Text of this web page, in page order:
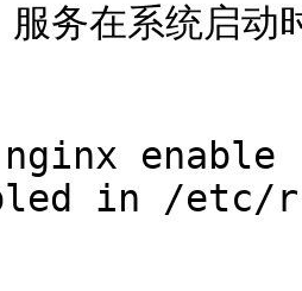
务在系统启动
enable
in /etc/